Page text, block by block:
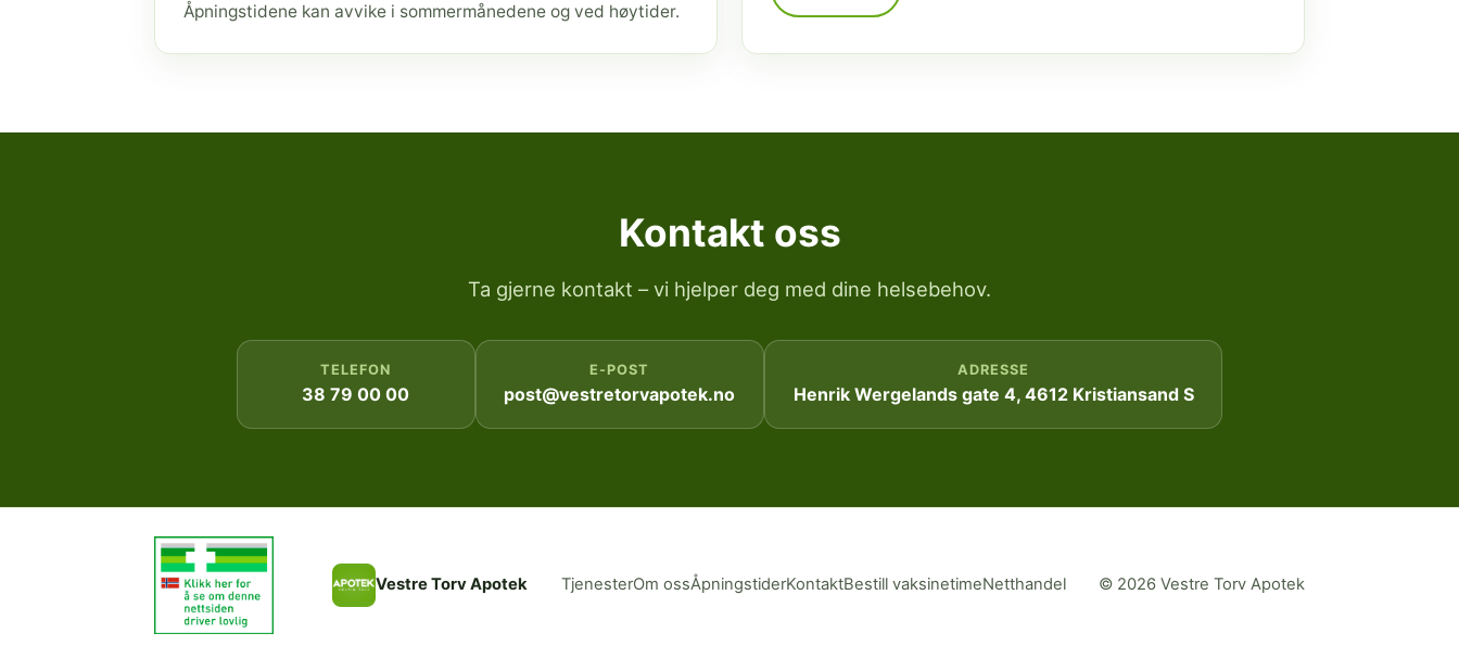
Åpningstidene kan avvike i sommermånedene og ved høytider.
Kontakt oss
Ta gjerne kontakt – vi hjelper deg med dine helsebehov.
TELEFON
38 79 00 00
E-POST
post@vestretorvapotek.no
ADRESSE
Henrik Wergelands gate 4, 4612 Kristiansand S
Vestre Torv Apotek TjenesterOm ossÅpningstiderKontaktBestill vaksinetimeNetthandel © 2026 Vestre Torv Apotek